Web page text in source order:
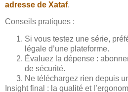
adresse de Xataf.
Conseils pratiques :
Si vous testez une série,
légale d’une plateforme.
Évaluez la dépense :
de sécurité.
Ne téléchargez rien depuis
Insight final : la qualité et